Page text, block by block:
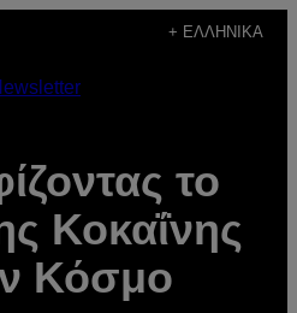
+ ΕΛΛΗΝΙΚΆ
το
Κοκαΐνης
Κόσμο